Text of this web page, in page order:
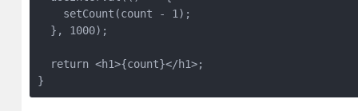
    setCount(count - 1);
  }, 1000);
  return <h1>{count}</h1>;
}